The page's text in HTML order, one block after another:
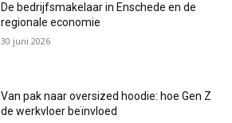
De bedrijfsmakelaar in Enschede en de
regionale economie
30 juni 2026
Van pak naar oversized hoodie: hoe Gen Z
de werkvloer beïnvloed